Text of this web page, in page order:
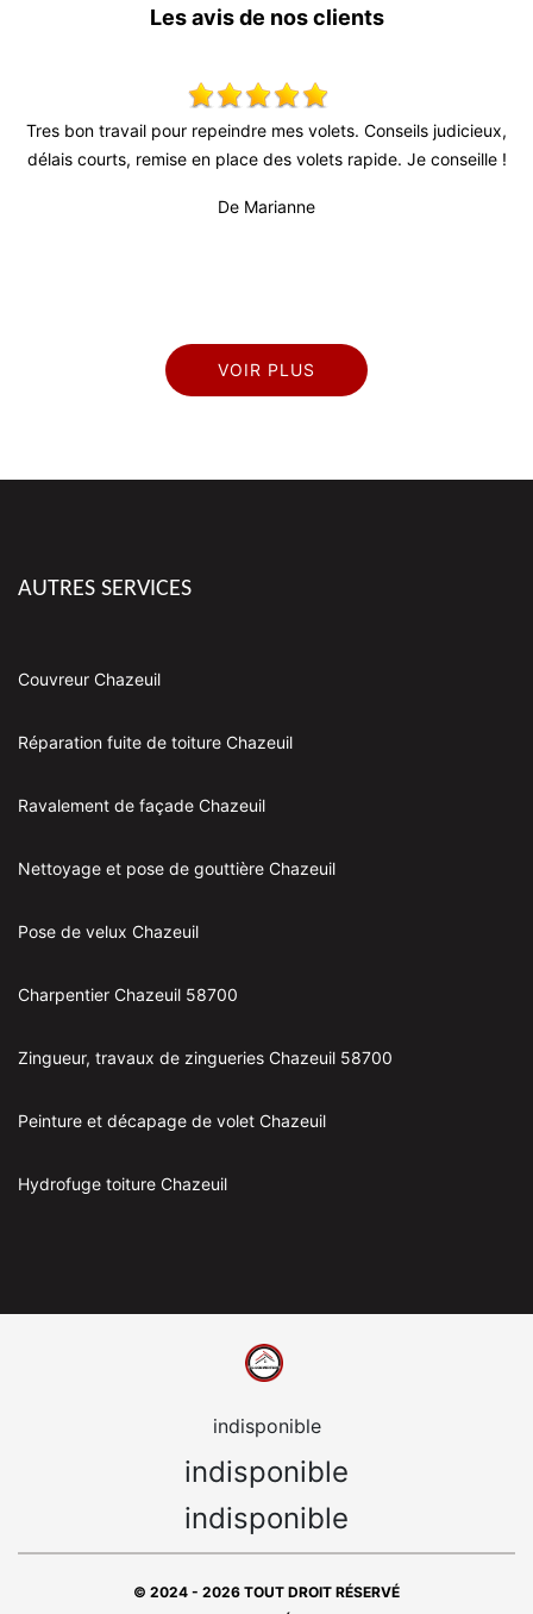
Les avis de nos clients
Conseils judicieux,
rapide. Je conseille !
Très bon relationnel, patron très actif et à
fiable (surtout au vu de la conjoncture
VOIR PLUS
AUTRES SERVICES
Couvreur Chazeuil
Réparation fuite de toiture Chazeuil
Ravalement de façade Chazeuil
Nettoyage et pose de gouttière Chazeuil
Pose de velux Chazeuil
Charpentier Chazeuil 58700
Zingueur, travaux de zingueries Chazeuil 58700
Peinture et décapage de volet Chazeuil
Hydrofuge toiture Chazeuil
indisponible
indisponible
indisponible
© 2024 - 2026 TOUT DROIT RÉSERVÉ